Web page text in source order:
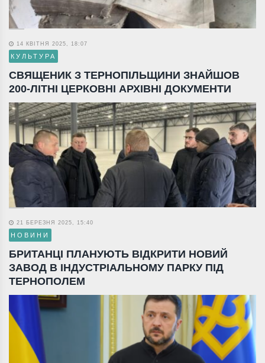
14 КВІТНЯ 2025, 18:07
КУЛЬТУРА
СВЯЩЕНИК З ТЕРНОПІЛЬЩИНИ ЗНАЙШОВ
200-ЛІТНІ ЦЕРКОВНІ АРХІВНІ ДОКУМЕНТИ
21 БЕРЕЗНЯ 2025, 15:40
НОВИНИ
БРИТАНЦІ ПЛАНУЮТЬ ВІДКРИТИ НОВИЙ
ЗАВОД В ІНДУСТРІАЛЬНОМУ ПАРКУ ПІД
ТЕРНОПОЛЕМ